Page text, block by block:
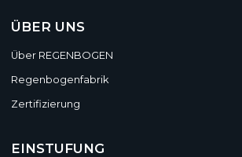
ÜBER UNS
Über REGENBOGEN
Regenbogenfabrik
Zertifizierung
EINSTUFUNG